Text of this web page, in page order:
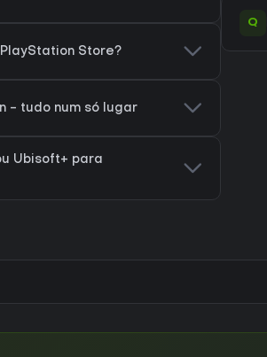
Store?
- tudo num só lugar
Ubisoft+ para
Q